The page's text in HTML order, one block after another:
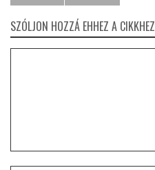
SZÓLJON HOZZÁ EHHEZ A CIKKHEZ